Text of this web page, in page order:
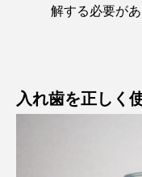
解する必要があ
入れ歯を正しく